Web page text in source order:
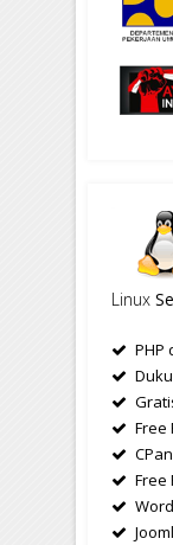
Linux
PHP
Free
Free